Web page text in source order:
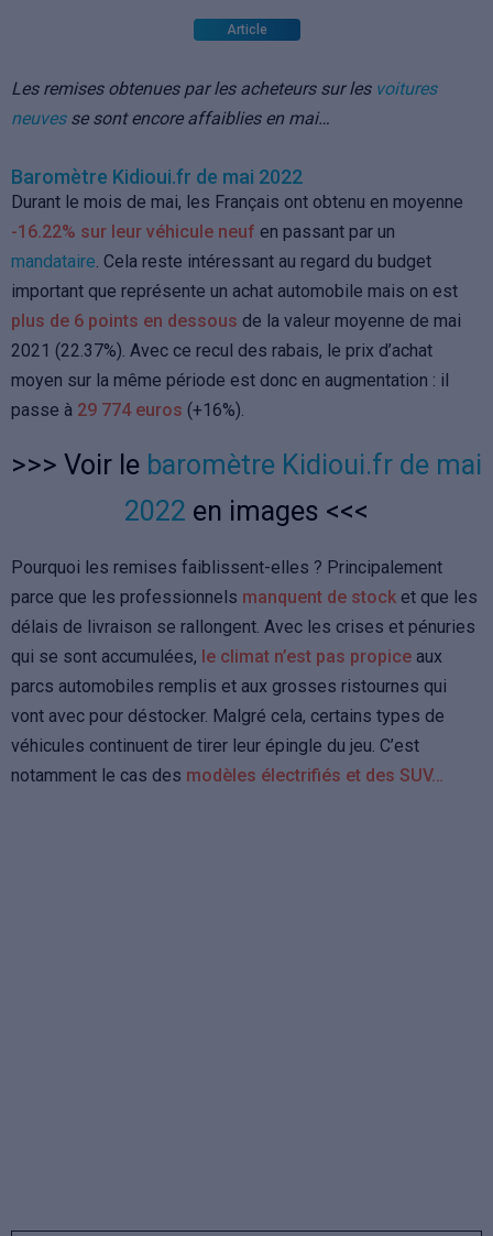
Article
Les remises obtenues par les acheteurs sur les voitures
neuvesse sont encore affaiblies en mai…
Baromètre Kidioui.fr de mai 2022
Durant le mois de mai, les Français ont obtenu en moyenne
-16.22% sur leur véhicule neuf en passant par un
mandataire. Cela reste intéressant au regard du budget
important que représente un achat automobile mais on est
plus de 6 points en dessous de la valeur moyenne de mai
2021 (22.37%). Avec ce recul des rabais, le prix d’achat
moyen sur la même période est donc en augmentation : il
passe à 29 774 euros (+16%).
>>> Voir le baromètre Kidioui.fr de mai
2022 en images <<<
Pourquoi les remises faiblissent-elles ? Principalement
parce que les professionnels manquent de stock et que les
délais de livraison se rallongent. Avec les crises et pénuries
qui se sont accumulées, le climat n’est pas propice aux
parcs automobiles remplis et aux grosses ristournes qui
vont avec pour déstocker. Malgré cela, certains types de
véhicules continuent de tirer leur épingle du jeu. C’est
notamment le cas des modèles électrifiés et des SUV…